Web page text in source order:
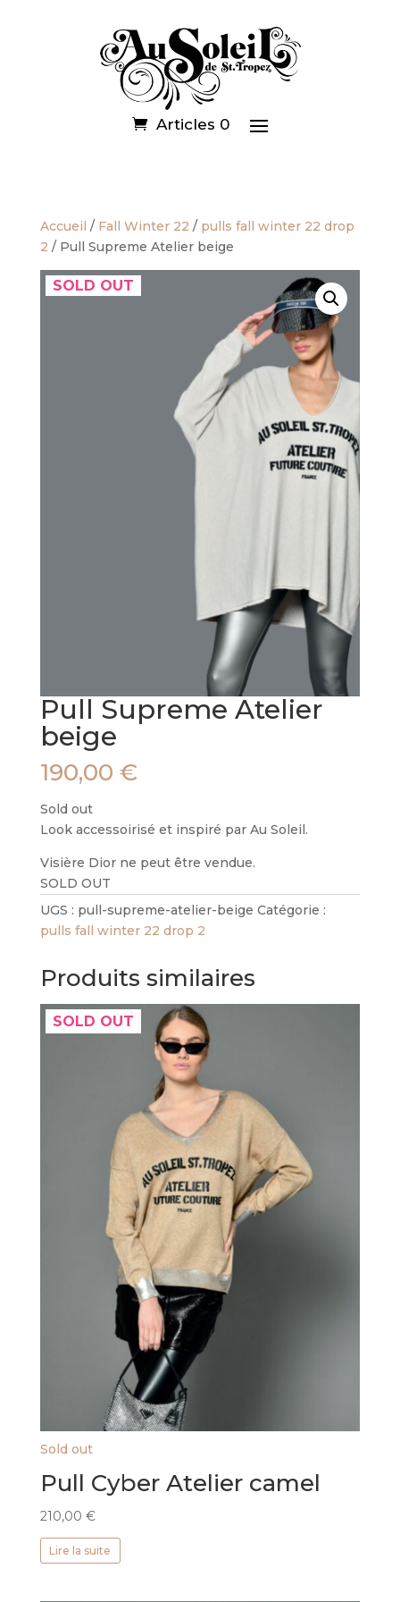
Articles 0
Accueil / Fall Winter 22 / pulls fall winter 22 drop
2 / Pull Supreme Atelier beige
SOLD OUT
Pull Supreme Atelier
beige
190,00 €
Sold out
Look accessoirisé et inspiré par Au Soleil.
Visière Dior ne peut être vendue.
SOLD OUT
UGS : pull-supreme-atelier-beige Catégorie :
pulls fall winter 22 drop 2
Produits similaires
SOLD OUT
Sold out
Pull Cyber Atelier camel
210,00 €
Lire la suite